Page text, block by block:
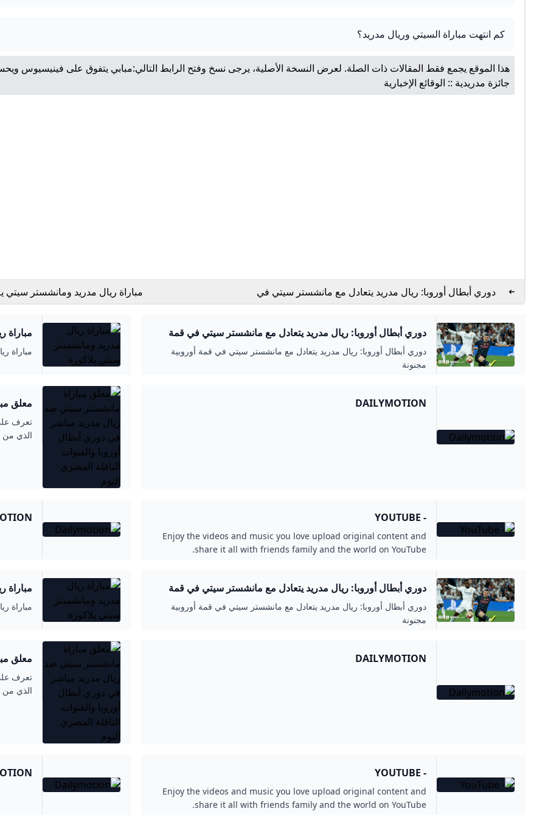
كم انتهت مباراة السيتي وريال مدريد؟
هذا الموقع يجمع فقط المقالات ذات الصلة. لعرض النسخة الأصلية، يرجى نسخ وفتح الرابط التالي:مبابي يتفوق على فينيسيوس
جائزة مدريدية :: الوقائع الإخبارية
دوري أبطال أوروبا: ريال مدريد يتعادل مع مانشستر سيتي في
قمة أوروبية مجنونة - BBC News عربي
مباراة ريال مدريد ومانشستر سيتي يلاكورة
دوري أبطال أوروبا: ريال مدريد يتعادل مع مانشستر سيتي في قمة
أوروبية مجنونة - BBC NEWS عربي
دوري أبطال أوروبا: ريال مدريد يتعادل مع مانشستر سيتي في قمة أوروبية
مجنونة
مباراة
مباراة
DAILYMOTION
معلق
أوروبا
تعرف
الذي من
- YOUTUBE
Enjoy the videos and music you love upload original content and
share it all with friends family and the world on YouTube.
دوري أبطال أوروبا: ريال مدريد يتعادل مع مانشستر سيتي في قمة
أوروبية مجنونة - BBC NEWS عربي
دوري أبطال أوروبا: ريال مدريد يتعادل مع مانشستر سيتي في قمة أوروبية
مجنونة
مباراة
مباراة
DAILYMOTION
معلق
أوروبا
تعرف
الذي من
- YOUTUBE
Enjoy the videos and music you love upload original content and
share it all with friends family and the world on YouTube.